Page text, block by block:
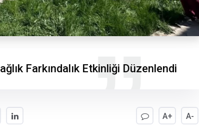
Farkındalık Etkinliği Düzenlendi
A+ A-